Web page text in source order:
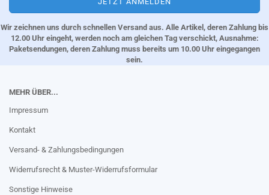
Wir zeichnen uns durch schnellen Versand aus. Alle Artikel, deren Zahlung bis
12.00 Uhr eingeht, werden noch am gleichen Tag verschickt, Ausnahme:
Paketsendungen, deren Zahlung muss bereits um 10.00 Uhr eingegangen
sein.
MEHR ÜBER...
Impressum
Kontakt
Versand- & Zahlungsbedingungen
Widerrufsrecht & Muster-Widerrufsformular
Sonstige Hinweise